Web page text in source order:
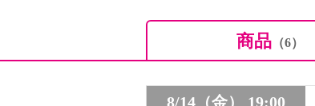
商品 （6）
8/14（金） 19:00